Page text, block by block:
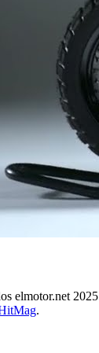
elmotor.net 2025
.